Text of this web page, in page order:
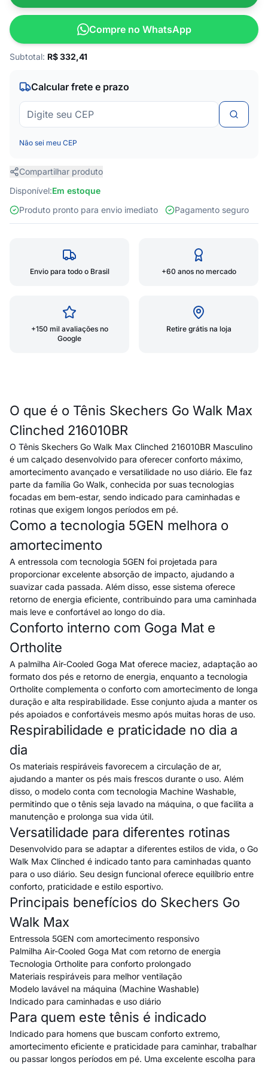
Compre no WhatsApp
Subtotal: R$332,41
Calcular frete e prazo
Não sei meu CEP
Compartilhar produto
Disponível:Em estoque
Produto pronto para envio imediato
Pagamento seguro
Envio para todo o Brasil +60 anos no mercado
+150 mil avaliações no
Google
Retire grátis na loja
O que é o Tênis Skechers Go Walk Max
Clinched 216010BR
O Tênis Skechers Go Walk Max Clinched 216010BR Masculino
é um calçado desenvolvido para oferecer conforto máximo,
amortecimento avançado e versatilidade no uso diário. Ele faz
parte da família Go Walk, conhecida por suas tecnologias
focadas em bem-estar, sendo indicado para caminhadas e
rotinas que exigem longos períodos em pé.
Como a tecnologia 5GEN melhora o
amortecimento
A entressola com tecnologia 5GEN foi projetada para
proporcionar excelente absorção de impacto, ajudando a
suavizar cada passada. Além disso, esse sistema oferece
retorno de energia eficiente, contribuindo para uma caminhada
mais leve e confortável ao longo do dia.
Conforto interno com Goga Mat e
Ortholite
A palmilha Air-Cooled Goga Mat oferece maciez, adaptação ao
formato dos pés e retorno de energia, enquanto a tecnologia
Ortholite complementa o conforto com amortecimento de longa
duração e alta respirabilidade. Esse conjunto ajuda a manter os
pés apoiados e confortáveis mesmo após muitas horas de uso.
Respirabilidade e praticidade no dia a
dia
Os materiais respiráveis favorecem a circulação de ar,
ajudando a manter os pés mais frescos durante o uso. Além
disso, o modelo conta com tecnologia Machine Washable,
permitindo que o tênis seja lavado na máquina, o que facilita a
manutenção e prolonga sua vida útil.
Versatilidade para diferentes rotinas
Desenvolvido para se adaptar a diferentes estilos de vida, o Go
Walk Max Clinched é indicado tanto para caminhadas quanto
para o uso diário. Seu design funcional oferece equilíbrio entre
conforto, praticidade e estilo esportivo.
Principais benefícios do Skechers Go
Walk Max
Entressola 5GEN com amortecimento responsivo
Palmilha Air-Cooled Goga Mat com retorno de energia
Tecnologia Ortholite para conforto prolongado
Materiais respiráveis para melhor ventilação
Modelo lavável na máquina (Machine Washable)
Indicado para caminhadas e uso diário
Para quem este tênis é indicado
Indicado para homens que buscam conforto extremo,
amortecimento eficiente e praticidade para caminhar, trabalhar
ou passar longos períodos em pé. Uma excelente escolha para